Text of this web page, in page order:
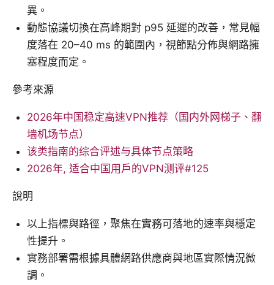
異。
動態協議切換在高峰期對 p95 延遲的改善，常見幅
度落在 20–40 ms 的範圍內，視節點分佈與網路擁
塞程度而定。
參考來源
2026年中国稳定高速VPN推荐（国内外网梯子、翻
墙机场节点）
该类指南的综合评述与具体节点策略
2026年, 适合中国用户的VPN测评#125
說明
以上指標與路徑，聚焦在實務可落地的速率與穩定
性提升。
實務部署需根據具體網路供應商與地區實際情況微
調。